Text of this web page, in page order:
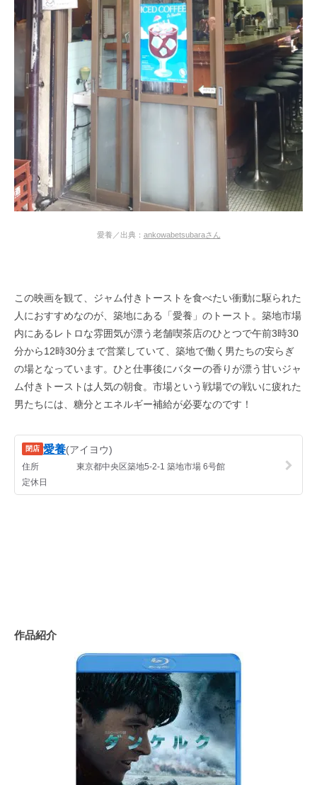
愛養／出典： ankowabetsubaraさん
この映画を観て、ジャム付きトーストを食べたい衝動に駆られた
人におすすめなのが、築地にある「愛養」のトースト。築地市場
内にあるレトロな雰囲気が漂う老舗喫茶店のひとつで午前3時30
分から12時30分まで営業していて、築地で働く男たちの安らぎ
の場となっています。ひと仕事後にバターの香りが漂う甘いジャ
ム付きトーストは人気の朝食。市場という戦場での戦いに疲れた
男たちには、糖分とエネルギー補給が必要なのです！
作品紹介